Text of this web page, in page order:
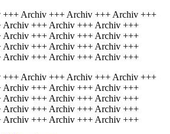
Archiv +++ Archiv +++ Archiv +++
+++ Archiv +++ Archiv +++
+++ Archiv +++ Archiv +++
+++ Archiv +++ Archiv +++
+++ Archiv +++ Archiv +++
Archiv +++ Archiv +++ Archiv +++
+++ Archiv +++ Archiv +++
+++ Archiv +++ Archiv +++
+++ Archiv +++ Archiv +++
+++ Archiv +++ Archiv +++